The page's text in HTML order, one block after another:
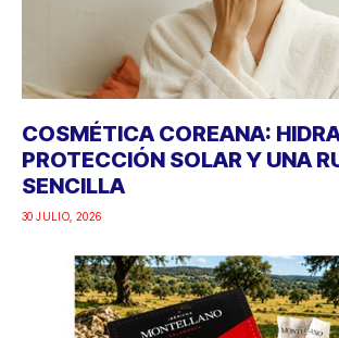
COSMÉTICA COREANA:
PROTECCIÓN SOLAR Y UNA
SENCILLA
30 JULIO, 2026